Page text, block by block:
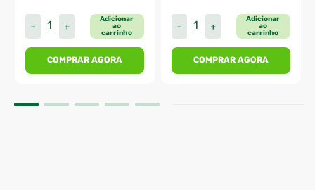
＋
－
Adicionar
ao
carrinho
COMPRAR AGORA
＋
－
Adicionar
ao
carrinho
COMPRAR AGORA